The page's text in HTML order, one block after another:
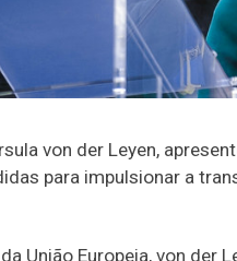
von der Leyen,
para impulsionar a
União Europeia, von der